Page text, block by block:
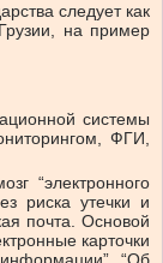
следует как
на пример
системы
ФГИ,
“электронного
риска утечки и
почта. Основой
карточки